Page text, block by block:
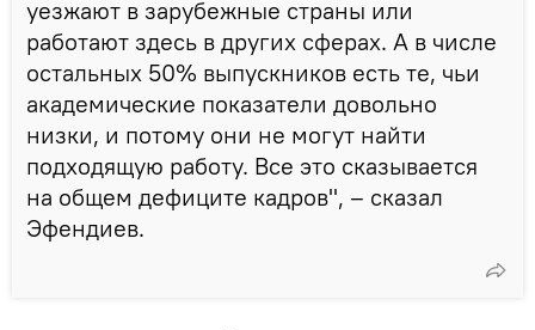
уезжают в зарубежные страны или
работают здесь в других сферах. А в числе
остальных 50% выпускников есть те, чьи
академические показатели довольно
низки, и потому они не могут найти
подходящую работу. Все это сказывается
на общем дефиците кадров", – сказал
Эфендиев.